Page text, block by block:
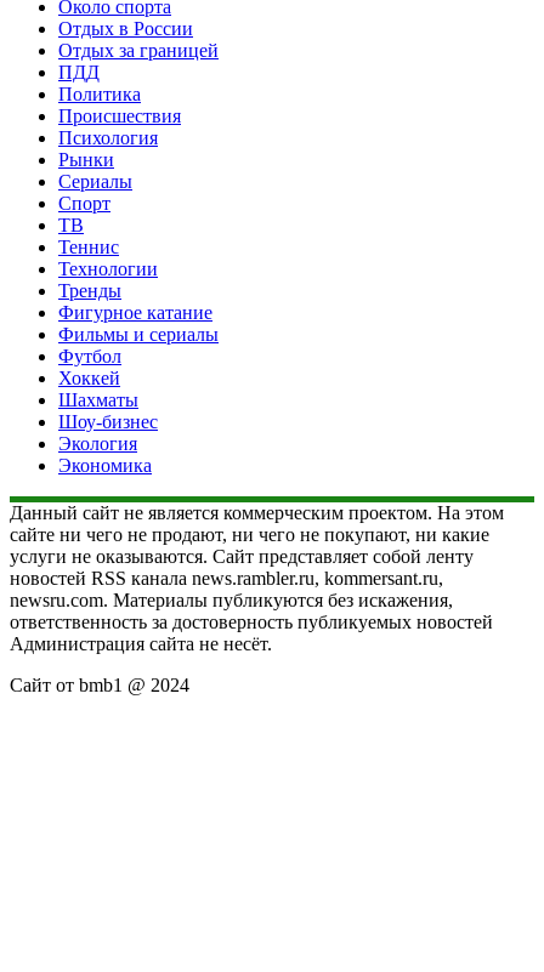
Около спорта
Отдых в России
Отдых за границей
ПДД
Политика
Происшествия
Психология
Рынки
Сериалы
Спорт
ТВ
Теннис
Технологии
Тренды
Фигурное катание
Фильмы и сериалы
Футбол
Хоккей
Шахматы
Шоу-бизнес
Экология
Экономика
Данный сайт не является коммерческим проектом. На этом
сайте ни чего не продают, ни чего не покупают, ни какие
услуги не оказываются. Сайт представляет собой ленту
новостей RSS канала news.rambler.ru, kommersant.ru,
newsru.com. Материалы публикуются без искажения,
ответственность за достоверность публикуемых новостей
Администрация сайта не несёт.
Сайт от bmb1 @ 2024